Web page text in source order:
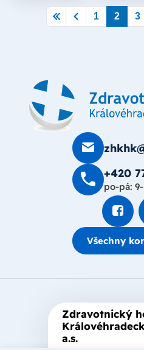
1 2 3
+420
po-pá:
Všechny
Zdravotnický
a.s.